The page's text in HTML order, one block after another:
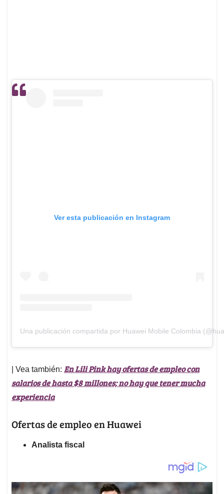
Ver esta publicación en Instagram
Una publicación compartida por Huawei Mobile Colombia
| Vea también: En Lili Pink hay ofertas de empleo con
salarios de hasta $8 millones; no hay que tener mucha
experiencia
Ofertas de empleo en Huawei
Analista fiscal